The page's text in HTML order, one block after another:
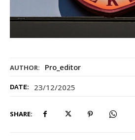
AUTHOR: Pro_editor
DATE: 23/12/2025
SHARE: